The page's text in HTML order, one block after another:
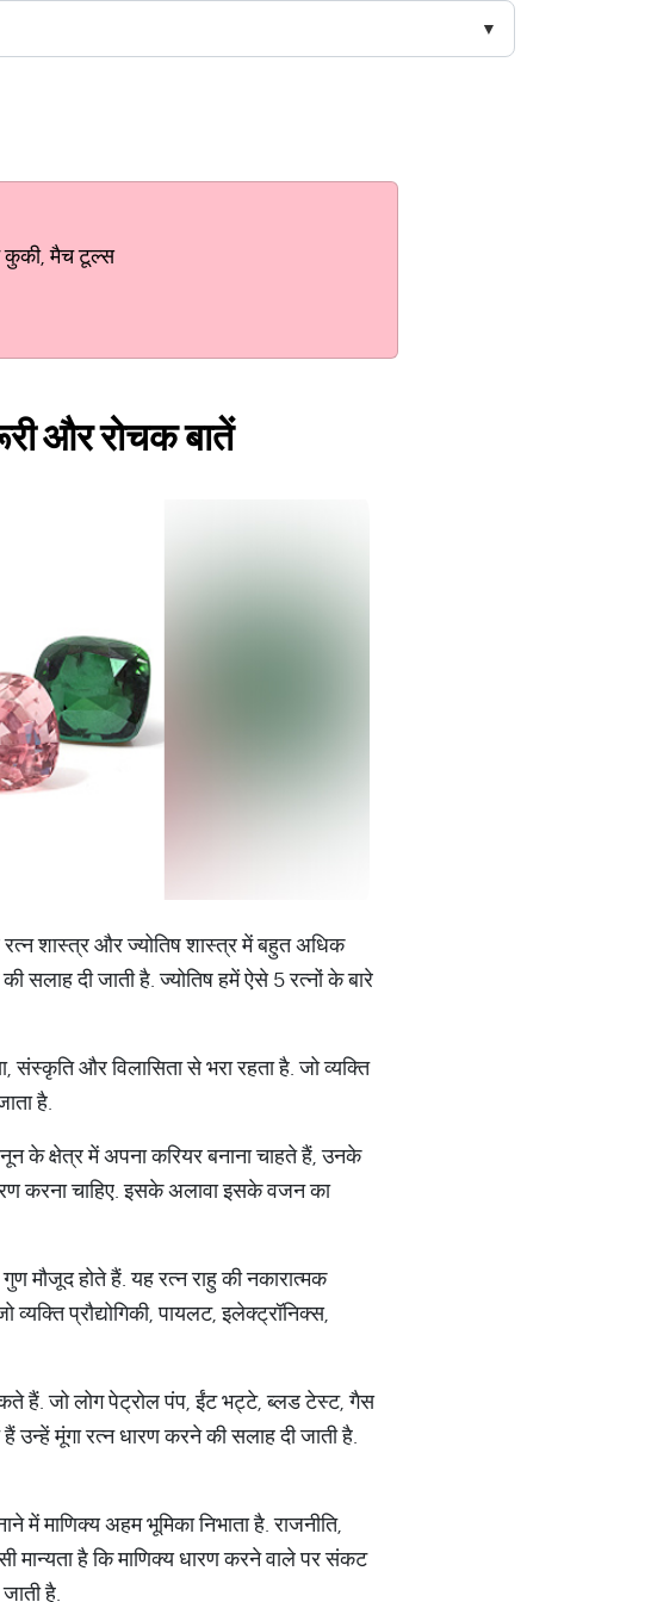
कुकी, मैच टूल्स
और रोचक बातें
रत्न शास्त्र और ज्योतिष शास्त्र में बहुत अधिक
सलाह दी जाती है. ज्योतिष हमें ऐसे 5 रत्नों के बारे
और विलासिता से भरा रहता है. जो व्यक्ति
है.
के क्षेत्र में अपना करियर बनाना चाहते हैं, उनके
करना चाहिए. इसके अलावा इसके वजन का
मौजूद होते हैं. यह रत्न राहु की नकारात्मक
प्रौद्योगिकी, पायलट, इलेक्ट्रॉनिक्स,
हैं. जो लोग पेट्रोल पंप, ईंट भट्टे, ब्लड टेस्ट, गैस
उन्हें मूंगा रत्न धारण करने की सलाह दी जाती है.
में माणिक्य अहम भूमिका निभाता है. राजनीति,
मान्यता है कि माणिक्य धारण करने वाले पर संकट
है.